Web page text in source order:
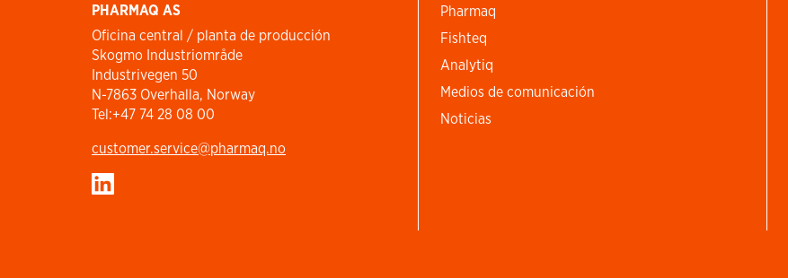
PHARMAQ AS
Oficina central / planta de producción
Skogmo Industriområde
Industrivegen 50
N-7863 Overhalla, Norway
Tel:+47 74 28 08 00
customer.service​@pharmaq.no
Pharmaq
Fishteq
Analytiq
Medios de comunicación
Noticias